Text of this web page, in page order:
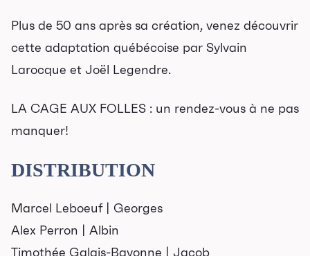
Jeunesse
Choux-Bizz
Les Mordus
Les vendredis autour du feu de
Les Grands Explorateurs
Communauté UdeS
Plus de 50 ans après sa création, venez découvrir
cette adaptation québécoise par Sylvain
Larocque et Joël Legendre.
LA CAGE AUX FOLLES : un rendez-vous à ne pas
manquer!
DISTRIBUTION
Marcel Leboeuf | Georges
Alex Perron | Albin
Timothée Galais-Bayonne | Jacob